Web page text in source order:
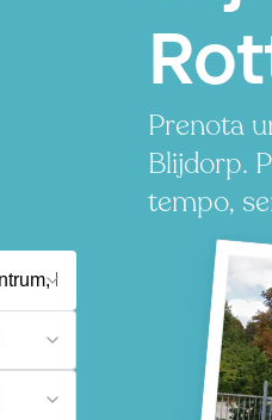
Prenota
Blijdorp.
tempo,